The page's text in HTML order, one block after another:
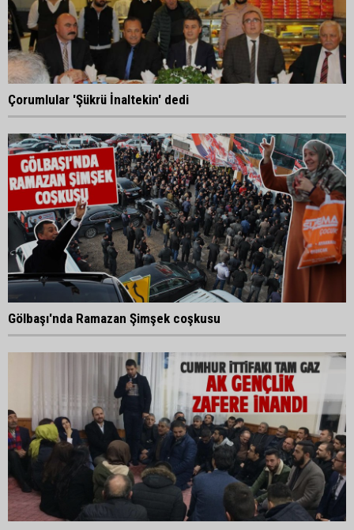
Çorumlular 'Şükrü İnaltekin' dedi
Gölbaşı'nda Ramazan Şimşek coşkusu